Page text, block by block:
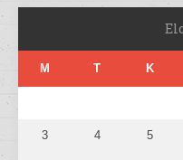
M T K
3 4 5